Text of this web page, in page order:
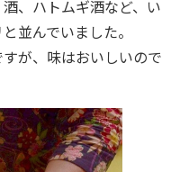
、ハトムギ酒など、い
並んでいました。
が、味はおいしいので